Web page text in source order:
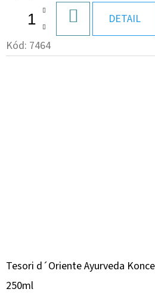
KOŠÍKA
DETAIL
Kód: 7464
Tesori d´Oriente Ayurveda
250ml